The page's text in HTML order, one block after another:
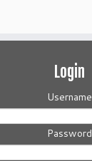
Login
Username
Password